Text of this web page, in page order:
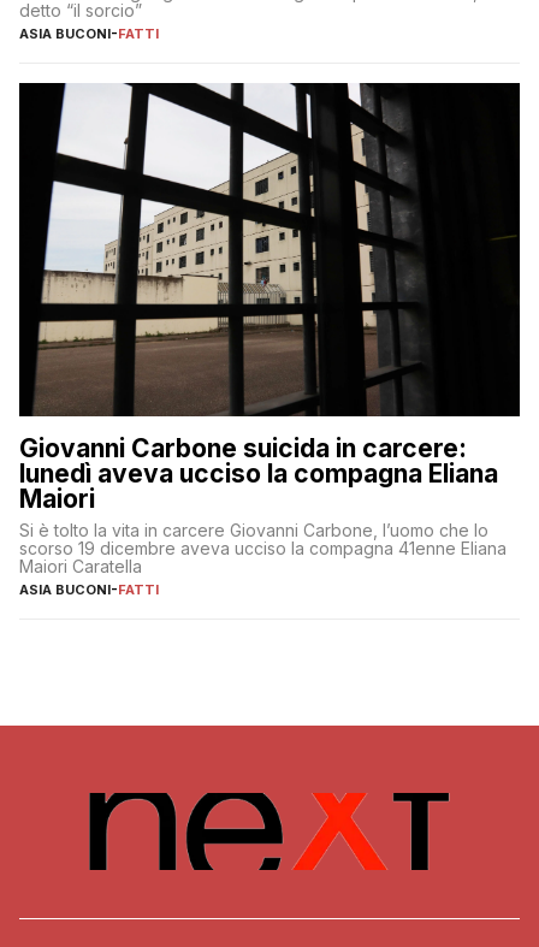
detto “il sorcio”
ASIA BUCONI-FATTI
Giovanni Carbone suicida in carcere:
lunedì aveva ucciso la compagna Eliana
Maiori
Si è tolto la vita in carcere Giovanni Carbone, l’uomo che lo
scorso 19 dicembre aveva ucciso la compagna 41enne Eliana
Maiori Caratella
ASIA BUCONI-FATTI